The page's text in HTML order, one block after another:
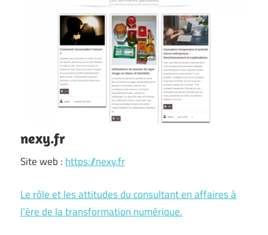
nexy.fr
Site web : https://nexy.fr
Le rôle et les attitudes du consultant en affaires à
l’ère de la transformation numérique.